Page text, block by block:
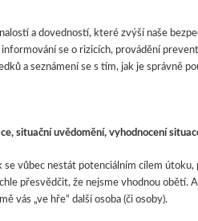
a dovedností, které zvýší naše
se o rizicích, provádění
a seznámení se s tím, jak je správně
situační uvědomění, vyhodnocení
se vůbec nestát potenciálním cílem útoku,
přesvědčit, že nejsme vhodnou obětí.
vás „ve hře“ další osoba (či osoby).